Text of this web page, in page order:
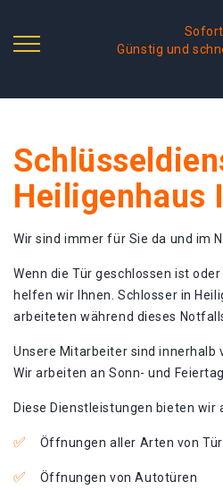
Günstig und
Heiligenhaus
Wir sind immer für Sie da und im
Wenn die Tür geschlossen ist
helfen wir Ihnen. Schlosser in
arbeiteten während dieses
Unsere Mitarbeiter sind innerhalb
Wir arbeiten an Sonn- und
Diese Dienstleistungen bieten wir
Öffnungen aller Arten von
Öffnungen von Autotüren